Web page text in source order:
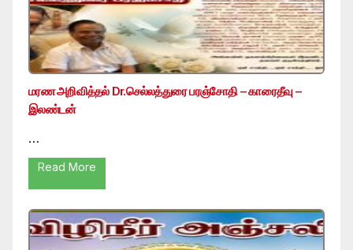
மரண அறிவித்தல் Dr.செல்லத்துரை பரஞ்சோதி – காரைதீவு –
இலண்டன்
…
Read More